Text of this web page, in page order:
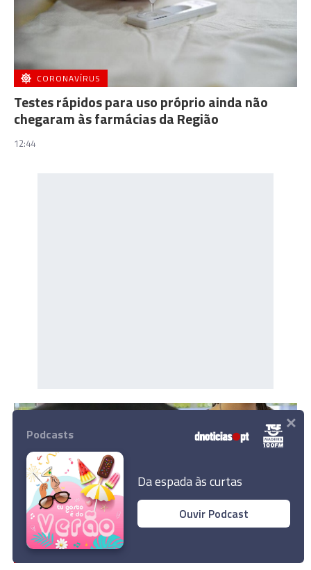
CORONAVÍRUS
Testes rápidos para uso próprio ainda não
chegaram às farmácias da Região
12:44
Podcasts
Da espada às curtas
Ouvir Podcast
×